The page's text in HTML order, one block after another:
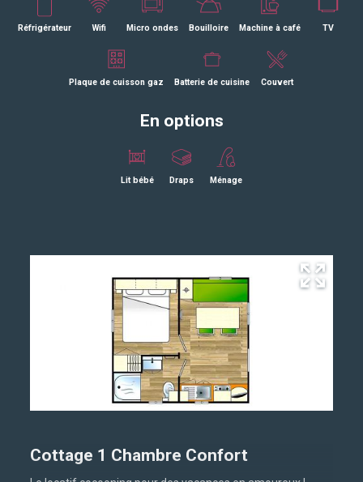
Réfrigérateur Wifi Micro ondes Bouilloire Machine à café TV
Plaque de cuisson gaz Batterie de cuisine Couvert
En options
Lit bébé Draps Ménage
Cottage 1 Chambre Confort